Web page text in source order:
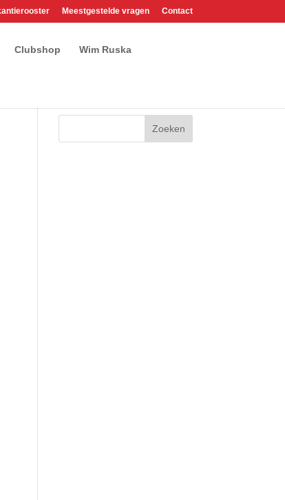
Meestgestelde vragen Contact
Clubshop Wim Ruska